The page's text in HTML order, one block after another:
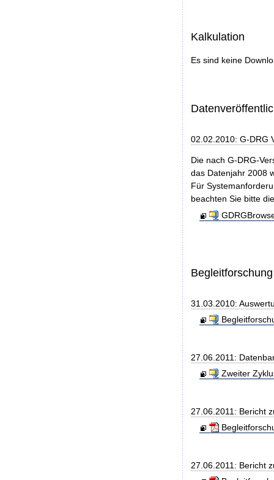
Kalkulation
Es sind keine
02.02.2010: G-DRG
Die nach G-DRG-
das Datenjahr 2008
Für
beachten Sie bitte
Begleitforschung
31.03.2010:
27.06.2011:
Zweiter
27.06.2011: Bericht
27.06.2011: Bericht